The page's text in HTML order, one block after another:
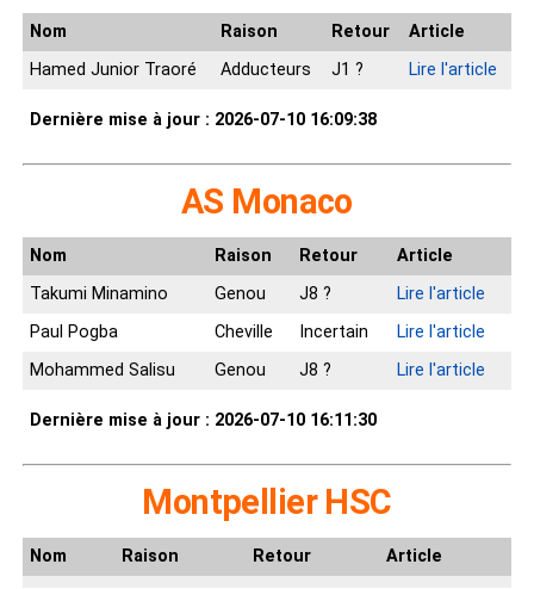
Nom Raison Retour
Article
Hamed Junior Traoré
Adducteurs J1 ? Lire l'article
Dernière mise à jour : 2026-07-10 16:09:38
AS Monaco
Nom Raison Retour
Article
Takumi Minamino
Genou J8 ?
Lire l'article
Paul Pogba
Cheville Incertain
Lire l'article
Mohammed Salisu
Genou J8 ? Lire l'article
Dernière mise à jour : 2026-07-10 16:11:30
Montpellier HSC
Nom Raison Retour Article